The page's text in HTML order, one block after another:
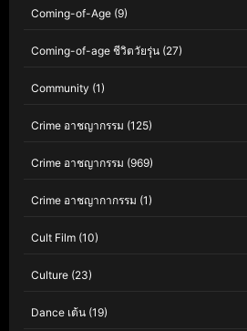
Coming-of-Age (9)
Coming-of-age ชีวิตวัยรุ่น (27)
Community (1)
Crime อาชญากรรม (125)
Crime อาชญากรรม (969)
Crime อาชญากากรรม (1)
Cult Film (10)
Culture (23)
Dance เต้น (19)